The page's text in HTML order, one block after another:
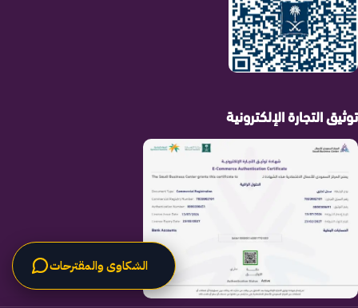
توثيق التجارة الإلكترونية
الشكاوى والمقترحات